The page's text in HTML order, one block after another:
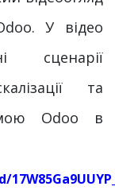
У відео
сценарії
та
Odoo в